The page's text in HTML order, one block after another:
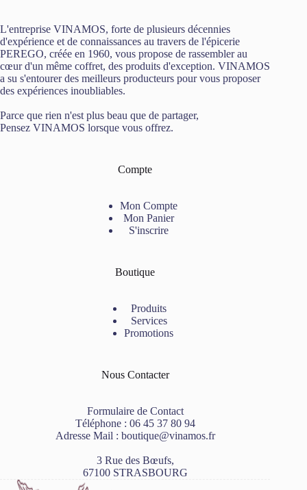
L'entreprise VINAMOS, forte de plusieurs décennies
d'expérience et de connaissances au travers de l'épicerie
PEREGO, créée en 1960, vous propose de rassembler au
cœur d'un même coffret, des produits d'exception. VINAMOS
a su s'entourer des meilleurs producteurs pour vous proposer
des expériences inoubliables.
Parce que rien n'est plus beau que de partager,
Pensez VINAMOS lorsque vous offrez.
Compte
Mon Compte
Mon Panier
S'inscrire
Boutique
Produits
Services
Promotions
Nous Contacter
Formulaire de Contact
Téléphone : 06 45 37 80 94
Adresse Mail : boutique@vinamos.fr
3 Rue des Bœufs,
67100 STRASBOURG